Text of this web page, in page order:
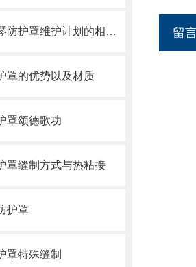
制定耐高温风琴防护罩维护计划的相关策略
罩的优势以及材质
罩颂德歌功
罩缝制方式与热粘接
护罩
罩特殊缝制
留